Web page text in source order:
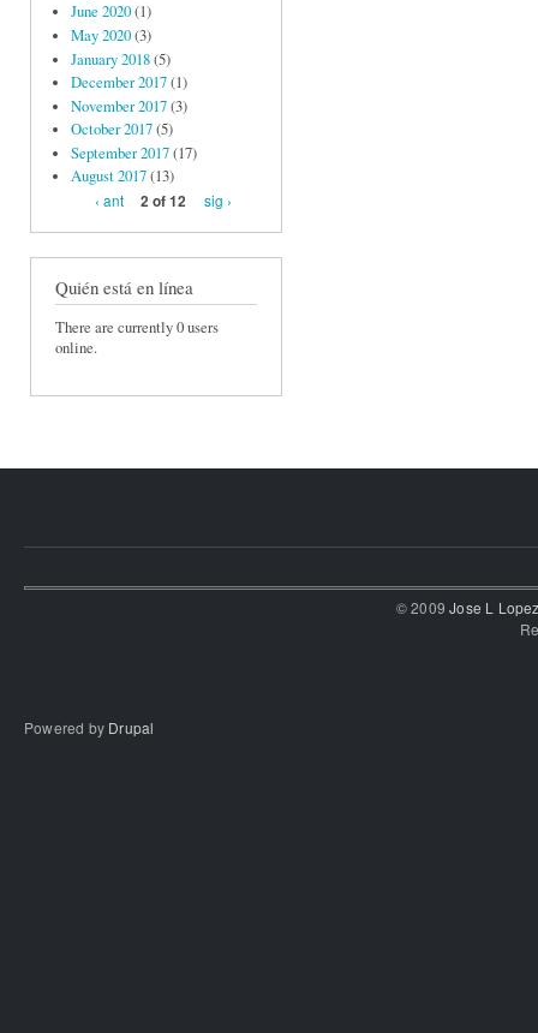
June 2020(1)
May 2020(3)
January 2018(5)
December 2017(1)
November 2017(3)
October 2017(5)
September 2017(17)
August 2017(13)
‹ ant
2 of 12 sig ›
Quién está en línea
There are currently 0 users
online.
© 2009Jose L
Powered by Drupal